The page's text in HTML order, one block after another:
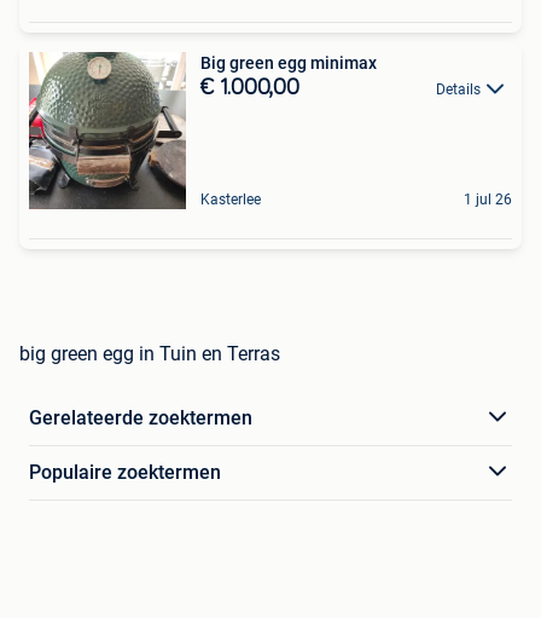
Big green egg minimax
€ 1.000,00 Details
Kasterlee 1 jul 26
big green egg in Tuin en Terras
Gerelateerde zoektermen
Populaire zoektermen